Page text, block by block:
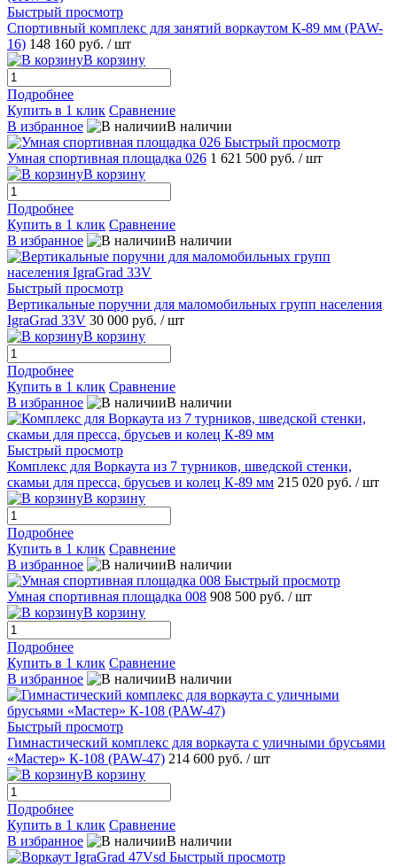
Быстрый просмотр
Спортивный комплекс для занятий воркаутом К-89 мм (PAW-
16) 148 160 руб. / шт
В корзину
Подробнее
Купить в 1 клик Сравнение
В избранное
В наличии
Быстрый просмотр
Умная спортивная площадка 026 1 621 500 руб. / шт
В корзину
Подробнее
Купить в 1 клик Сравнение
В избранное
В наличии
Быстрый просмотр
Вертикальные поручни для маломобильных групп населения
IgraGrad 33V 30 000 руб. / шт
В корзину
Подробнее
Купить в 1 клик Сравнение
В избранное
В наличии
Быстрый просмотр
Комплекс для Воркаута из 7 турников, шведской стенки,
скамьи для пресса, брусьев и колец К-89 мм 215 020 руб. / шт
В корзину
Подробнее
Купить в 1 клик Сравнение
В избранное
В наличии
Быстрый просмотр
Умная спортивная площадка 008 908 500 руб. / шт
В корзину
Подробнее
Купить в 1 клик Сравнение
В избранное
В наличии
Быстрый просмотр
Гимнастический комплекс для воркаута с уличными брусьями
«Мастер» К-108 (PAW-47) 214 600 руб. / шт
В корзину
Подробнее
Купить в 1 клик Сравнение
В избранное
В наличии
Быстрый просмотр